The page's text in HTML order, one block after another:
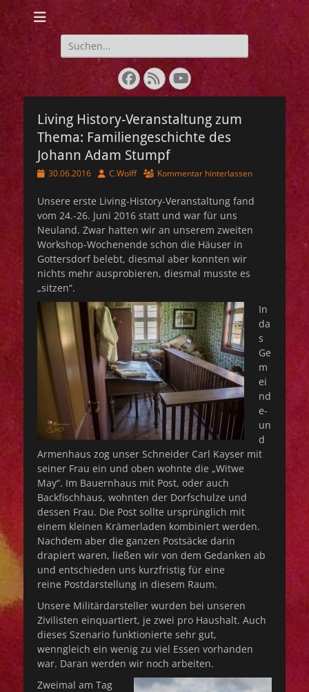
Lebendige
Geschichte 1848-
Suchen
nach:
Facebook
FeedYouTube
Living History-Veranstaltung zum
Thema: Familiengeschichte des
Johann Adam Stumpf
Veröffentlicht
30.06.2016 AutorC.Wolff Kommentar hinterlassen
Unsere erste Living-History-Veranstaltung fand
vom 24.-26. Juni 2016 statt und war für uns
Neuland. Zwar hatten wir an unserem zweiten
Workshop-Wochenende schon die Häuser in
Gottersdorf belebt, diesmal aber konnten wir
nichts mehr ausprobieren, diesmal musste es
„sitzen“.
In
da
s
Ge
m
ei
nd
e-
un
d
Armenhaus zog unser Schneider Carl Kayser mit
seiner Frau ein und oben wohnte die „Witwe
May“. Im Bauernhaus mit Post, oder auch
Backfischhaus, wohnten der Dorfschulze und
dessen Frau. Die Post sollte ursprünglich mit
einem kleinen Krämerladen kombiniert werden.
Nachdem aber die ganzen Postsäcke darin
drapiert waren, ließen wir von dem Gedanken ab
und entschieden uns kurzfristig für eine
reine Postdarstellung in diesem Raum.
Unsere Militärdarsteller wurden bei unseren
Zivilisten einquartiert, je zwei pro Haushalt. Auch
dieses Szenario funktionierte sehr gut,
wenngleich ein wenig zu viel Essen vorhanden
war. Daran werden wir noch arbeiten.
Zweimal am Tag